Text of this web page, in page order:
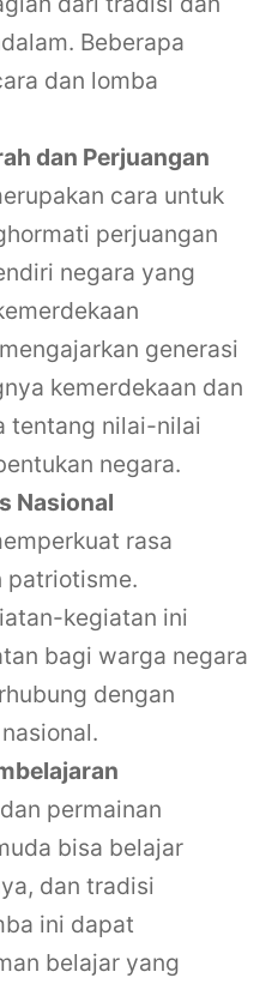
Beberapa
dan lomba
dan Perjuangan
cara untuk
perjuangan
negara yang
generasi
kemerdekaan dan
tentang nilai-nilai
negara.
Nasional
rasa
patriotisme.
kegiatan ini
bagi warga negara
dengan
permainan
bisa belajar
dan tradisi
ini dapat
belajar yang